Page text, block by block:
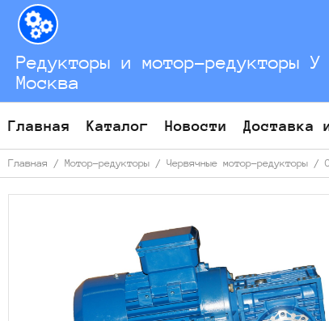
Перейти
содержимому
Редукторы и мотор-редукторы
Москва
Главная Каталог Новости Доставка
Главная / Мотор-редукторы / Червячные мотор-редукторы /